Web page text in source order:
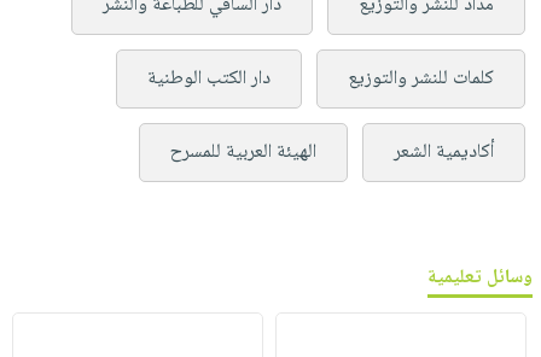
كلمات للنشر والتوزيع دار الكتب الوطنية
أكاديمية الشعر الهيئة العربية للمسرح
وسائل تعليمية